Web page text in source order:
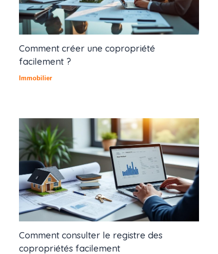
Comment créer une copropriété
facilement ?
Immobilier
Comment consulter le registre des
copropriétés facilement